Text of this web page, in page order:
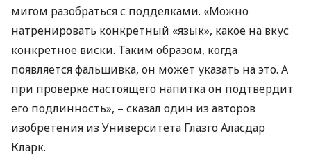
мигом разобраться с подделками. «Можно
натренировать конкретный «язык», какое на вкус
конкретное виски. Таким образом, когда
появляется фальшивка, он может указать на это. А
при проверке настоящего напитка он подтвердит
его подлинность», – сказал один из авторов
изобретения из Университета Глазго Аласдар
Кларк.